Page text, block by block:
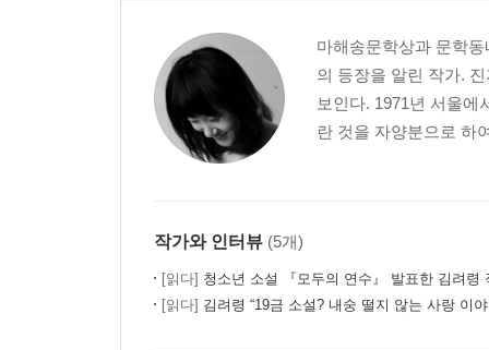
마해송문학상과 문학
의 등장을 알린 작가.
보인다. 1971년 서울에
란 것을 자양분으로 하
작가와 인터뷰 (5개)
[읽다] 청소년 소설 『모두의 연수』 발표한 김려령
[읽다] 김려령 “19금 소설? 내숭 떨지 않는 사랑 이야